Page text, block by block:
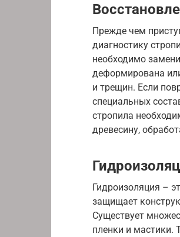
Прежде чем
диагностику
необходимо
деформирована
и трещин. Если
специальных
стропила
древесину,
Гидроизоляция –
защищает
Существует
пленки и мастики.